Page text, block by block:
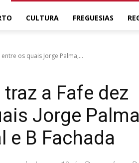
CULTURA FREGUESIAS
os quais Jorge Palma,...
a Fafe dez
Jorge
e B Fachada